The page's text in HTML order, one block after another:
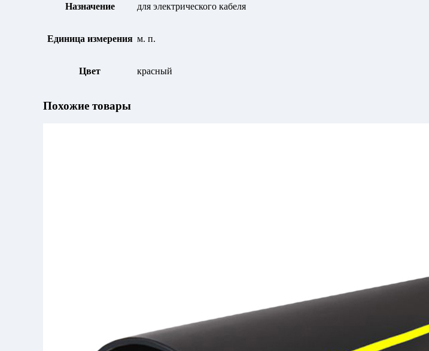
Назначение для электрического кабеля
Единица измерения м. п.
Цвет красный
Похожие товары